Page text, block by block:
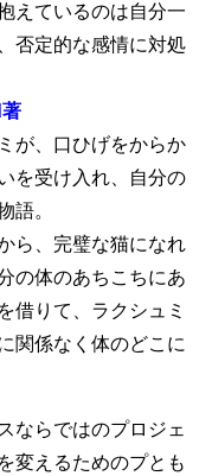
えているのは自分一
否定的な感情に対処
が、口ひげをからか
を受け入れ、自分の
語。
ら、完璧な猫になれ
の体のあちこちにあ
借りて、ラクシュミ
関係なく体のどこに
ならではのプロジェ
変えるためのプとも